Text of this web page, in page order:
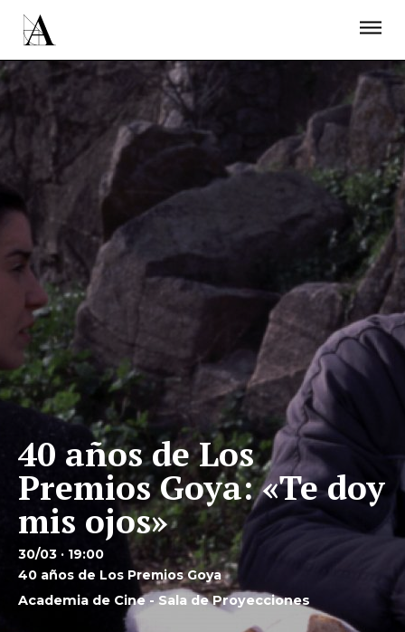
40 años de Los
Premios Goya: «Te doy
mis ojos»
30/03 · 19:00
40 años de Los Premios Goya
Academia de Cine - Sala de Proyecciones
ACTUALIDAD
RESIDENCIAS
ÚNETE A LA ACADEMIA DE CINE
PRENSA
NEWSLETTER